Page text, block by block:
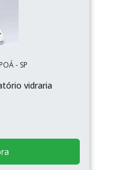
- SP
vidraria